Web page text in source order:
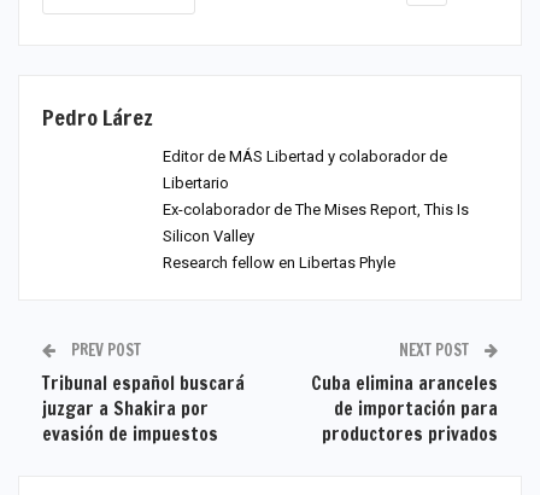
Pedro Lárez
Editor de MÁS Libertad y colaborador de
Libertario
Ex-colaborador de The Mises Report, This Is
Silicon Valley
Research fellow en Libertas Phyle
PREV POST
Tribunal español buscará
juzgar a Shakira por
evasión de impuestos
NEXT POST
Cuba elimina aranceles
de importación para
productores privados